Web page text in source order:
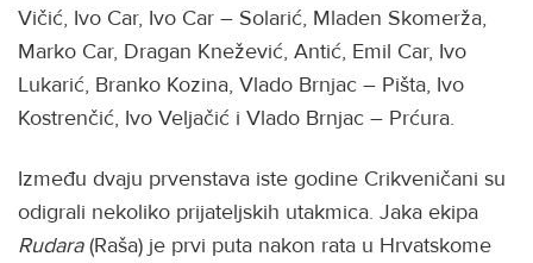
Vičić, Ivo Car, Ivo Car – Solarić, Mladen Skomerža,
Marko Car, Dragan Knežević, Antić, Emil Car, Ivo
Lukarić, Branko Kozina, Vlado Brnjac – Pišta, Ivo
Kostrenčić, Ivo Veljačić i Vlado Brnjac – Prćura.
Između dvaju prvenstava iste godine Crikveničani su
odigrali nekoliko prijateljskih utakmica. Jaka ekipa
Rudara(Raša) je prvi puta nakon rata u Hrvatskome